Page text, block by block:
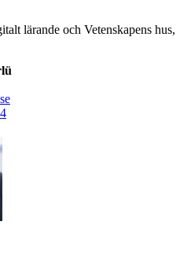
lärande och Vetenskapens hus,